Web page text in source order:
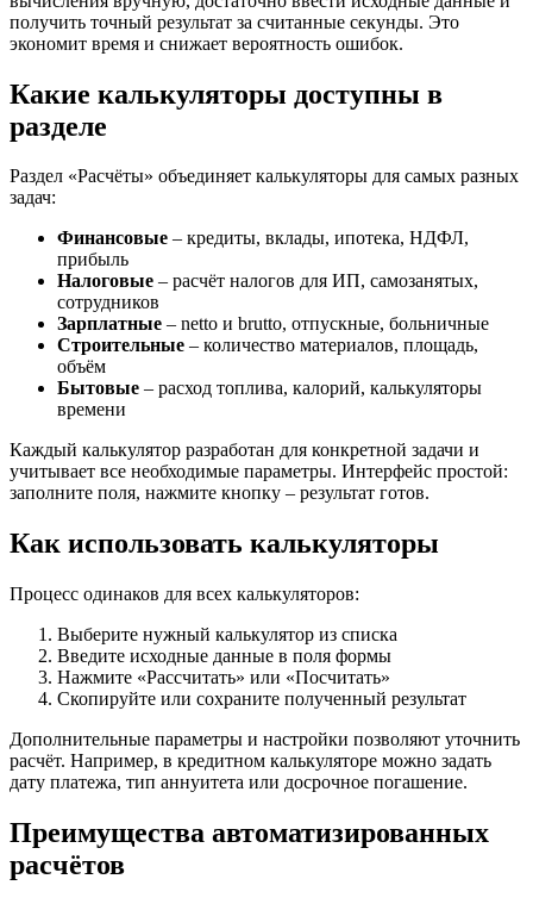
получить точный результат за считанные секунды. Это
экономит время и снижает вероятность ошибок.
Какие калькуляторы доступны в
разделе
Раздел «Расчёты» объединяет калькуляторы для самых разных
задач:
Финансовые – кредиты, вклады, ипотека, НДФЛ,
прибыль
Налоговые – расчёт налогов для ИП, самозанятых,
сотрудников
Зарплатные – netto и brutto, отпускные, больничные
Строительные – количество материалов, площадь,
объём
Бытовые – расход топлива, калорий, калькуляторы
времени
Каждый калькулятор разработан для конкретной задачи и
учитывает все необходимые параметры. Интерфейс простой:
заполните поля, нажмите кнопку – результат готов.
Как использовать калькуляторы
Процесс одинаков для всех калькуляторов:
Выберите нужный калькулятор из списка
Введите исходные данные в поля формы
Нажмите «Рассчитать» или «Посчитать»
Скопируйте или сохраните полученный результат
Дополнительные параметры и настройки позволяют уточнить
расчёт. Например, в кредитном калькуляторе можно задать
дату платежа, тип аннуитета или досрочное погашение.
Преимущества автоматизированных
расчётов